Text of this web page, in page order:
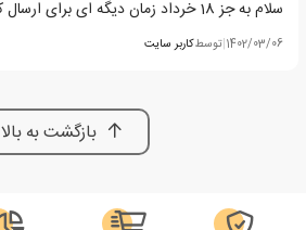
سلام به جز 18 خرداد زمان دیگه ای برای ارسال کتاب ندارید
1402/03/06
|توسطکاربر سایت
بازگشت به بالا